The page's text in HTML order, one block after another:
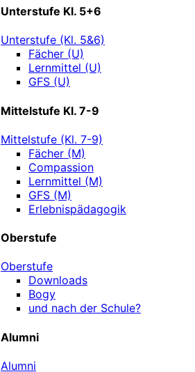
Unterstufe Kl. 5+6
Unterstufe (Kl. 5&6)
Fächer (U)
Lernmittel (U)
GFS (U)
Mittelstufe Kl. 7-9
Mittelstufe (Kl. 7-9)
Fächer (M)
Compassion
Lernmittel (M)
GFS (M)
Erlebnispädagogik
Oberstufe
Oberstufe
Downloads
Bogy
und nach der Schule?
Alumni
Alumni